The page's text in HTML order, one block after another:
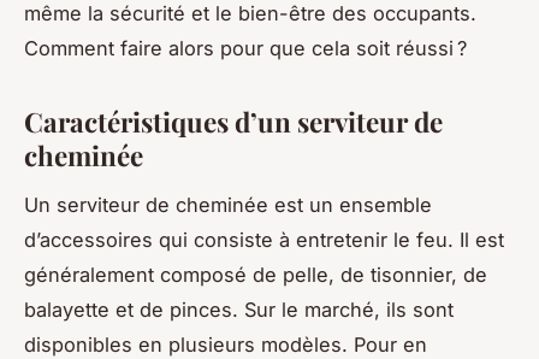
même la sécurité et le bien-être des occupants.
Comment faire alors pour que cela soit réussi ?
Caractéristiques d’un serviteur de
cheminée
Un serviteur de cheminée est un ensemble
d’accessoires qui consiste à entretenir le feu. Il est
généralement composé de pelle, de tisonnier, de
balayette et de pinces. Sur le marché, ils sont
disponibles en plusieurs modèles. Pour en